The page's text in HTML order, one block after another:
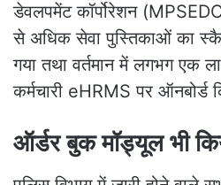
डेवलपमेंट कॉर्पोरेशन
से अधिक सेवा पुस्तिकाओं का
गया तथा वर्तमान में लगभग एक
कर्मचारी eHRMS पर ऑनबोर्ड
ऑर्डर बुक मॉड्यूल भी